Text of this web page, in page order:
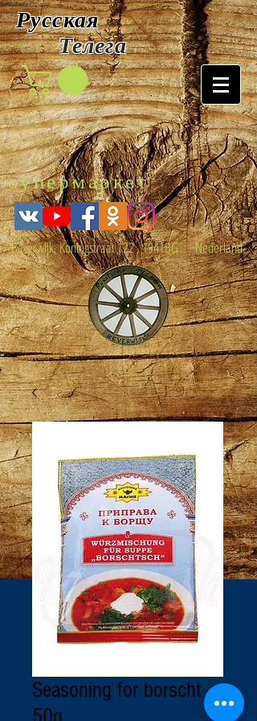
Русская
Телега
супермаркет
Beverwijk, Koningstraat 122 , 1941BG Nederland
Seasoning for borscht